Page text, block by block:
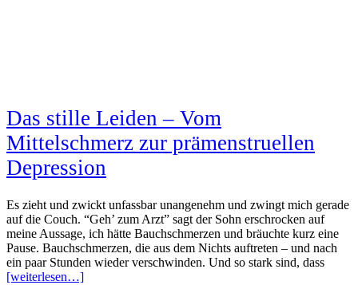
Das stille Leiden – Vom
Mittelschmerz zur prämenstruellen
Depression
Es zieht und zwickt unfassbar unangenehm und zwingt mich gerade
auf die Couch. “Geh’ zum Arzt” sagt der Sohn erschrocken auf
meine Aussage, ich hätte Bauchschmerzen und bräuchte kurz eine
Pause. Bauchschmerzen, die aus dem Nichts auftreten – und nach
ein paar Stunden wieder verschwinden. Und so stark sind, dass
[weiterlesen…]